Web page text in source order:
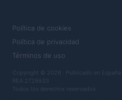
Política de cookies
Política de privacidad
Términos de uso
Copyright © 2026 · Publicado en
REA 2729933
Todos los derechos reservados